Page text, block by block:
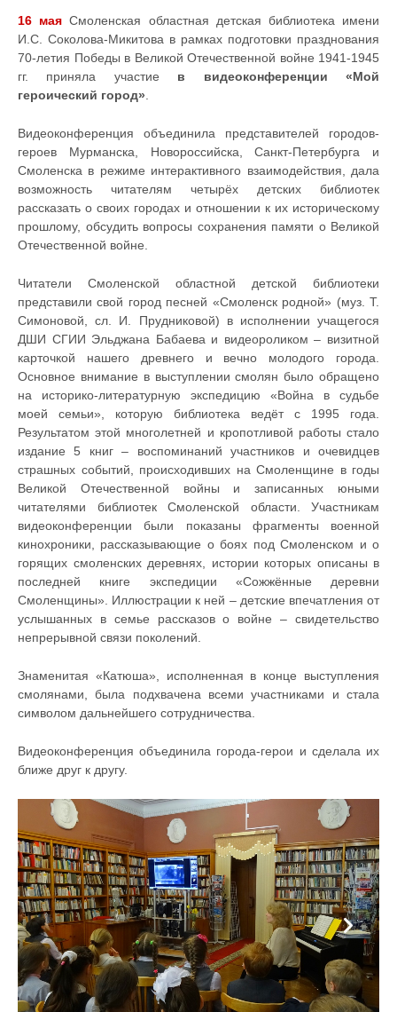
16 маяСмоленская областная детская библиотека имени
И.С. Соколова-Микитова в рамках подготовки празднования
70-летия Победы в Великой Отечественной войне 1941-1945
гг. приняла участие в видеоконференции «Мой
героический город»
Видеоконференция объединила представителей городов-
героев Мурманска, Новороссийска, Санкт-Петербурга и
Смоленска в режиме интерактивного взаимодействия, дала
возможность читателям четырёх детских библиотек
рассказать о своих городах и отношении к их историческому
прошлому, обсудить вопросы сохранения памяти о Великой
Отечественной войне.
Читатели Смоленской областной детской библиотеки
представили свой город песней «Смоленск родной» (муз. Т.
Симоновой, сл. И. Прудниковой) в исполнении учащегося
ДШИ СГИИ Эльджана Бабаева и видеороликом – визитной
карточкой нашего древнего и вечно молодого города.
Основное внимание в выступлении смолян было обращено
на историко-литературную экспедицию «Война в судьбе
моей семьи», которую библиотека ведёт с 1995 года.
Результатом этой многолетней и кропотливой работы стало
издание 5 книг – воспоминаний участников и очевидцев
страшных событий, происходивших на Смоленщине в годы
Великой Отечественной войны и записанных юными
читателями библиотек Смоленской области. Участникам
видеоконференции были показаны фрагменты военной
кинохроники, рассказывающие о боях под Смоленском и о
горящих смоленских деревнях, истории которых описаны в
последней книге экспедиции «Сожжённые деревни
Смоленщины». Иллюстрации к ней – детские впечатления от
услышанных в семье рассказов о войне – свидетельство
непрерывной связи поколений.
Знаменитая «Катюша», исполненная в конце выступления
смолянами, была подхвачена всеми участниками и стала
символом дальнейшего сотрудничества.
Видеоконференция объединила города-герои и сделала их
ближе друг к другу.